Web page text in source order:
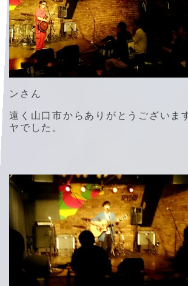
ンさん
遠く山口市からありがとうございま
ヤでした。